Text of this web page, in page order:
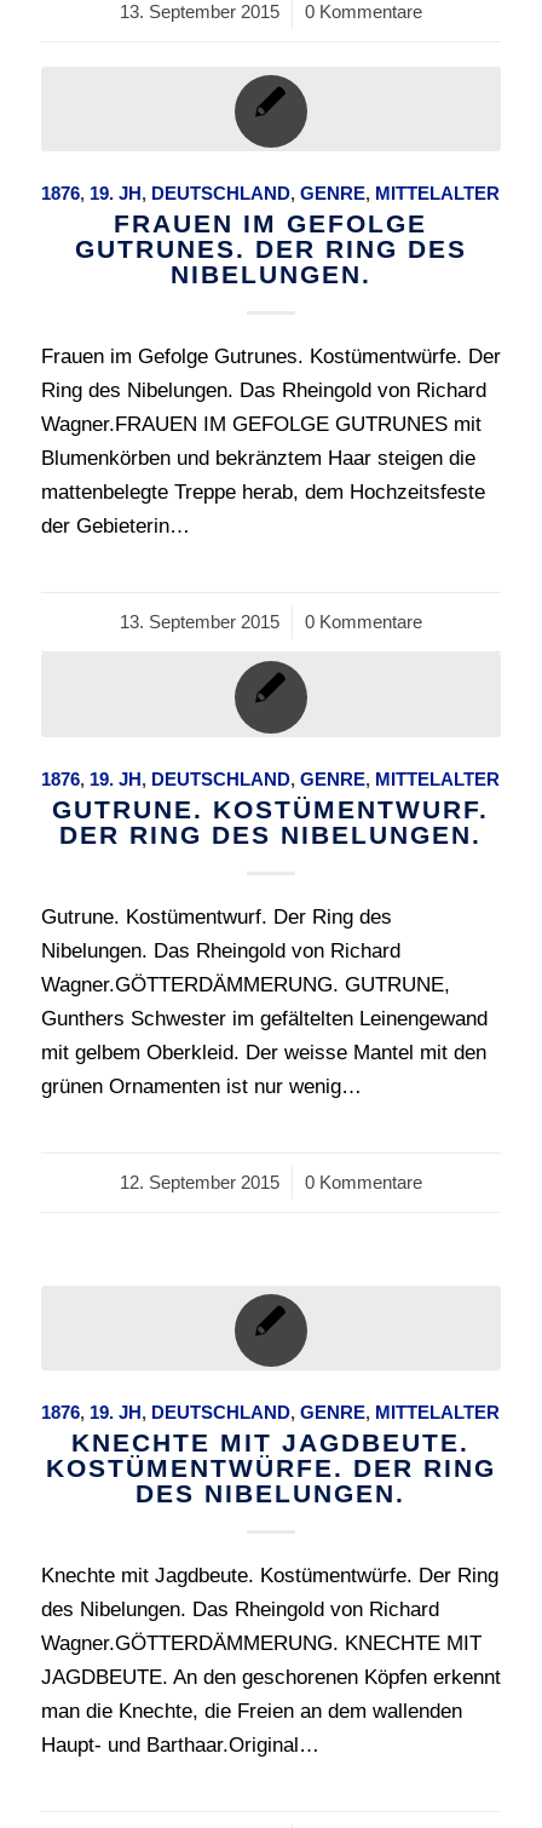
13. September 2015
/ 0 Kommentare
1876, 19. JH, DEUTSCHLAND,GENRE, MITTELALTER
FRAUEN IM GEFOLGE
GUTRUNES. DER RING DES
NIBELUNGEN.
Frauen im Gefolge Gutrunes. Kostümentwürfe. Der
Ring des Nibelungen. Das Rheingold von Richard
Wagner.FRAUEN IM GEFOLGE GUTRUNES mit
Blumenkörben und bekränztem Haar steigen die
mattenbelegte Treppe herab, dem Hochzeitsfeste
der Gebieterin…
13. September 2015
/ 0 Kommentare
1876, 19. JH, DEUTSCHLAND,GENRE, MITTELALTER
GUTRUNE. KOSTÜMENTWURF.
DER RING DES NIBELUNGEN.
Gutrune. Kostümentwurf. Der Ring des
Nibelungen. Das Rheingold von Richard
Wagner.GÖTTERDÄMMERUNG. GUTRUNE,
Gunthers Schwester im gefältelten Leinengewand
mit gelbem Oberkleid. Der weisse Mantel mit den
grünen Ornamenten ist nur wenig…
12. September 2015
/ 0 Kommentare
1876, 19. JH, DEUTSCHLAND,GENRE, MITTELALTER
KNECHTE MIT JAGDBEUTE.
KOSTÜMENTWÜRFE. DER RING
DES NIBELUNGEN.
Knechte mit Jagdbeute. Kostümentwürfe. Der Ring
des Nibelungen. Das Rheingold von Richard
Wagner.GÖTTERDÄMMERUNG. KNECHTE MIT
JAGDBEUTE. An den geschorenen Köpfen erkennt
man die Knechte, die Freien an dem wallenden
Haupt- und Barthaar.Original…